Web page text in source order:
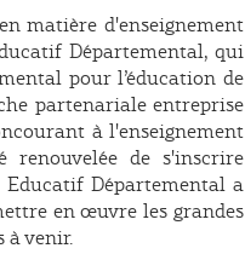
matière d'enseignement
Départemental, qui
pour l’éducation de
partenariale entreprise
à l'enseignement
de s'inscrire
Départemental a
en œuvre les grandes
à venir.